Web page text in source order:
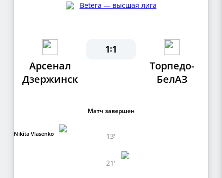
Betera — высшая лига
Арсенал
Дзержинск
1:1
Торпедо-
БелАЗ
Матч завершен
Nikita Vlasenko 13'
21'